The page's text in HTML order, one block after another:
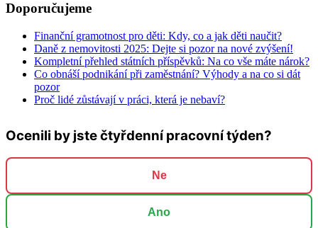
Doporučujeme
Finanční gramotnost pro děti: Kdy, co a jak děti naučit?
Daně z nemovitosti 2025: Dejte si pozor na nové zvýšení!
Kompletní přehled státních příspěvků: Na co vše máte nárok?
Co obnáší podnikání při zaměstnání? Výhody a na co si dát
pozor
Proč lidé zůstávají v práci, která je nebaví?
Ocenili by jste čtyřdenní pracovní týden?
Ne
Ano